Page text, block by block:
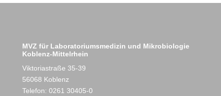
MVZ für Laboratoriumsmedizin und Mikrobiologie
Koblenz-Mittelrhein
Viktoriastraße 35-39
56068 Koblenz
Telefon: 0261 30405-0